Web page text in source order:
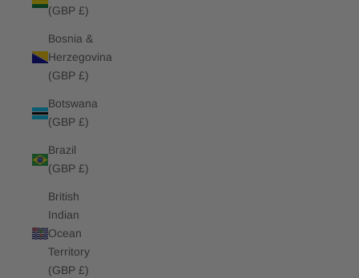
(GBP £)
Bosnia &
Herzegovina
(GBP £)
Botswana
(GBP £)
Brazil
(GBP £)
British
Indian
Ocean
Territory
(GBP £)